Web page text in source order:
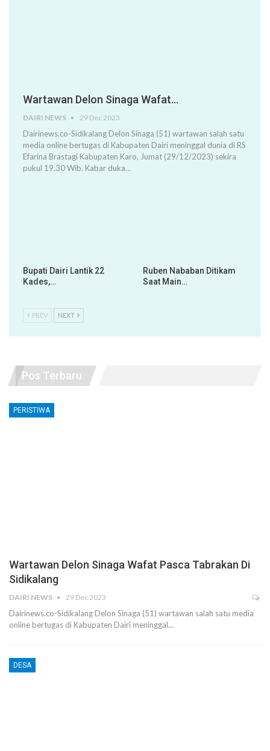
Wartawan Delon Sinaga Wafat…
DAIRI NEWS 29 Dec 2023
Dairinews.co-Sidikalang Delon Sinaga (51) wartawan salah satu
media online bertugas di Kabupaten Dairi meninggal dunia di RS
Efarina Brastagi Kabupaten Karo, Jumat (29/12/2023) sekira
pukul 19.30 Wib. Kabar duka…
Bupati Dairi Lantik 22
Kades,…
Ruben Nababan Ditikam
Saat Main…
PREV NEXT
Pos Terbaru
PERISTIWA
Wartawan Delon Sinaga Wafat Pasca Tabrakan Di
Sidikalang
DAIRI NEWS 29 Dec 2023
Dairinews.co-Sidikalang Delon Sinaga (51) wartawan salah satu media
online bertugas di Kabupaten Dairi meninggal…
DESA